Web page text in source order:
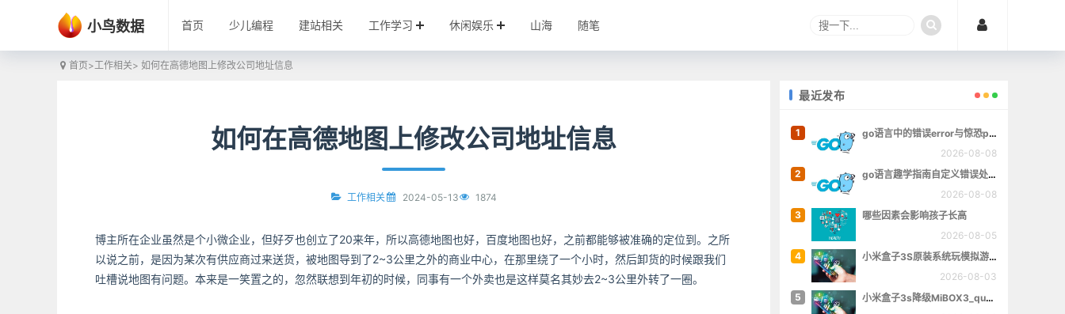
小鸟数据 首页 少儿编程 建站相关 工作学习 休闲娱乐 山海 随笔
首页>工作相关> 如何在高德地图上修改公司地址信息
如何在高德地图上修改公司地址信息
工作相关 2024-05-13 1874
博主所在企业虽然是个小微企业，但好歹也创立了20来年，所以高德地图也好，百度地图也好，之前都能够被准确的定位到。之所
以说之前，是因为某次有供应商过来送货，被地图导到了2~3公里之外的商业中心，在那里绕了一个小时，然后卸货的时候跟我们
吐槽说地图有问题。本来是一笑置之的，忽然联想到年初的时候，同事有一个外卖也是这样莫名其妙去2~3公里外转了一圈。
最近发布
1
go语言中的错误error与惊恐panic
2026-08-08
2
go语言趣学指南自定义错误处理章的完整例子
2026-08-08
3
哪些因素会影响孩子长高
2026-08-05
4
小米盒子3S原装系统玩模拟游戏
2026-08-03
5
小米盒子3s降级MiBOX3_queenchristina_r145